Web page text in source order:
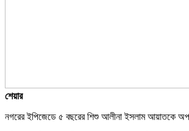
শেয়ার
নগরের ইপিজেডে ৫ বছরের শিশু আলীনা ইসলাম আয়াতকে